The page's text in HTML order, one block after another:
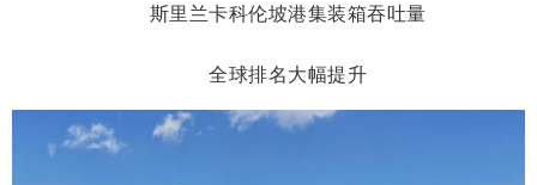
斯里兰卡科伦坡港集装箱吞吐量
全球排名大幅提升